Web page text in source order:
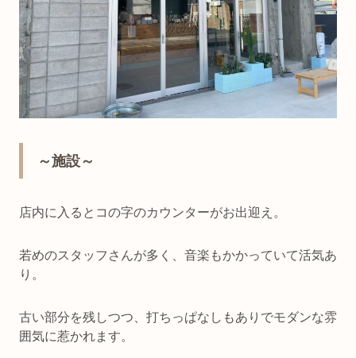
～施設～
店内に入るとコの字のカウンターがお出迎え。
若めのスタッフさんが多く、音楽もかかっていて活気あ
り。
古い部分を残しつつ、打ちっぱなしもありでモダンな雰
囲気に惹かれます。